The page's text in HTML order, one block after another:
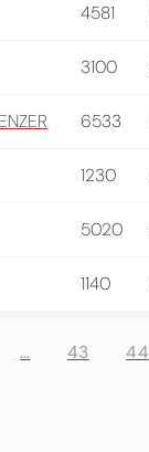
4581
3100
6533
1230
5020
1140
… 43 44